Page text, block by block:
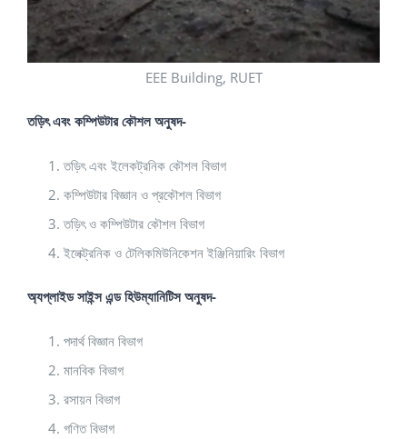
EEE Building, RUET
তড়িৎ এবং কম্পিউটার কৌশল অনুষদ-
তড়িৎ এবং ইলেকট্রনিক কৌশল বিভাগ
কম্পিউটার বিজ্ঞান ও প্রকৌশল বিভাগ
তড়িৎ ও কম্পিউটার কৌশল বিভাগ
ইলেক্ট্রনিক ও টেলিকমিউনিকেশন ইঞ্জিনিয়ারিং বিভাগ
অ্যপ্লাইড সাইন্স এন্ড হিউম্যানিটিস অনুষদ-
পদার্থ বিজ্ঞান বিভাগ
মানবিক বিভাগ
রসায়ন বিভাগ
গণিত বিভাগ